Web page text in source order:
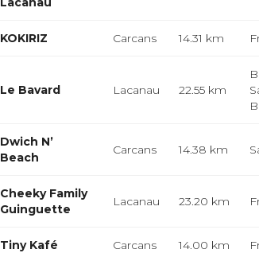
KOKIRIZ Carcans 14.31 km
Le Bavard Lacanau 22.55 km
Dwich N’
Beach
Carcans 14.38 km
Cheeky Family
Guinguette
Lacanau 23.20 km
Tiny Kafé Carcans 14.00 km